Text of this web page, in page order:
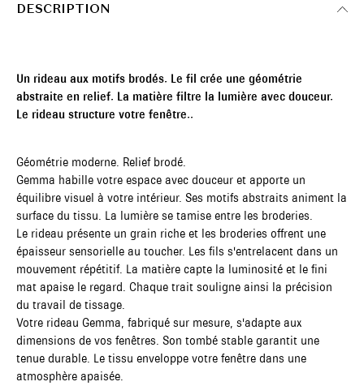
DESCRIPTION
Un rideau aux motifs brodés. Le fil crée une géométrie
abstraite en relief. La matière filtre la lumière avec douceur.
Le rideau structure votre fenêtre..
Géométrie moderne. Relief brodé.
Gemma habille votre espace avec douceur et apporte un
équilibre visuel à votre intérieur. Ses motifs abstraits animent la
surface du tissu. La lumière se tamise entre les broderies.
Le rideau présente un grain riche et les broderies offrent une
épaisseur sensorielle au toucher. Les fils s'entrelacent dans un
mouvement répétitif. La matière capte la luminosité et le fini
mat apaise le regard. Chaque trait souligne ainsi la précision
du travail de tissage.
Votre rideau Gemma, fabriqué sur mesure, s'adapte aux
dimensions de vos fenêtres. Son tombé stable garantit une
tenue durable. Le tissu enveloppe votre fenêtre dans une
atmosphère apaisée.